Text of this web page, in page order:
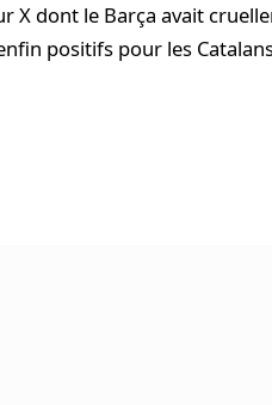
X dont le Barça avait
positifs pour les